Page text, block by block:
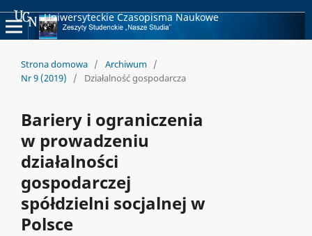
Uniwersyteckie Czasopisma Naukowe
Strona domowa / Archiwum /
Nr 9 (2019)
/ Działalność gospodarcza
Bariery i ograniczenia
w prowadzeniu
działalności
gospodarczej
spółdzielni socjalnej w
Polsce